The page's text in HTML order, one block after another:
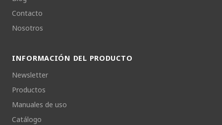
Contacto
Nosotros
INFORMACIÓN DEL PRODUCTO
Newsletter
Productos
Manuales de uso
Catálogo